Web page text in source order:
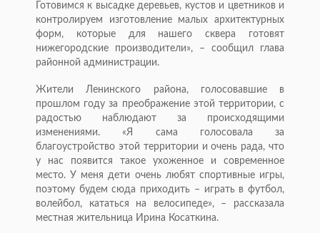
Готовимся к высадке деревьев, кустов и цветников и
контролируем изготовление малых архитектурных
форм, которые для нашего сквера готовят
нижегородские производители», – сообщил глава
районной администрации.
Жители Ленинского района, голосовавшие в
прошлом году за преображение этой территории, с
радостью наблюдают за происходящими
изменениями. «Я сама голосовала за
благоустройство этой территории и очень рада, что
у нас появится такое ухоженное и современное
место. У меня дети очень любят спортивные игры,
поэтому будем сюда приходить – играть в футбол,
волейбол, кататься на велосипеде», – рассказала
местная жительница Ирина Косаткина.